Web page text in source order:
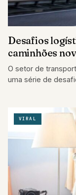
Desafios
caminhões
O setor de
uma série de
VIRAL